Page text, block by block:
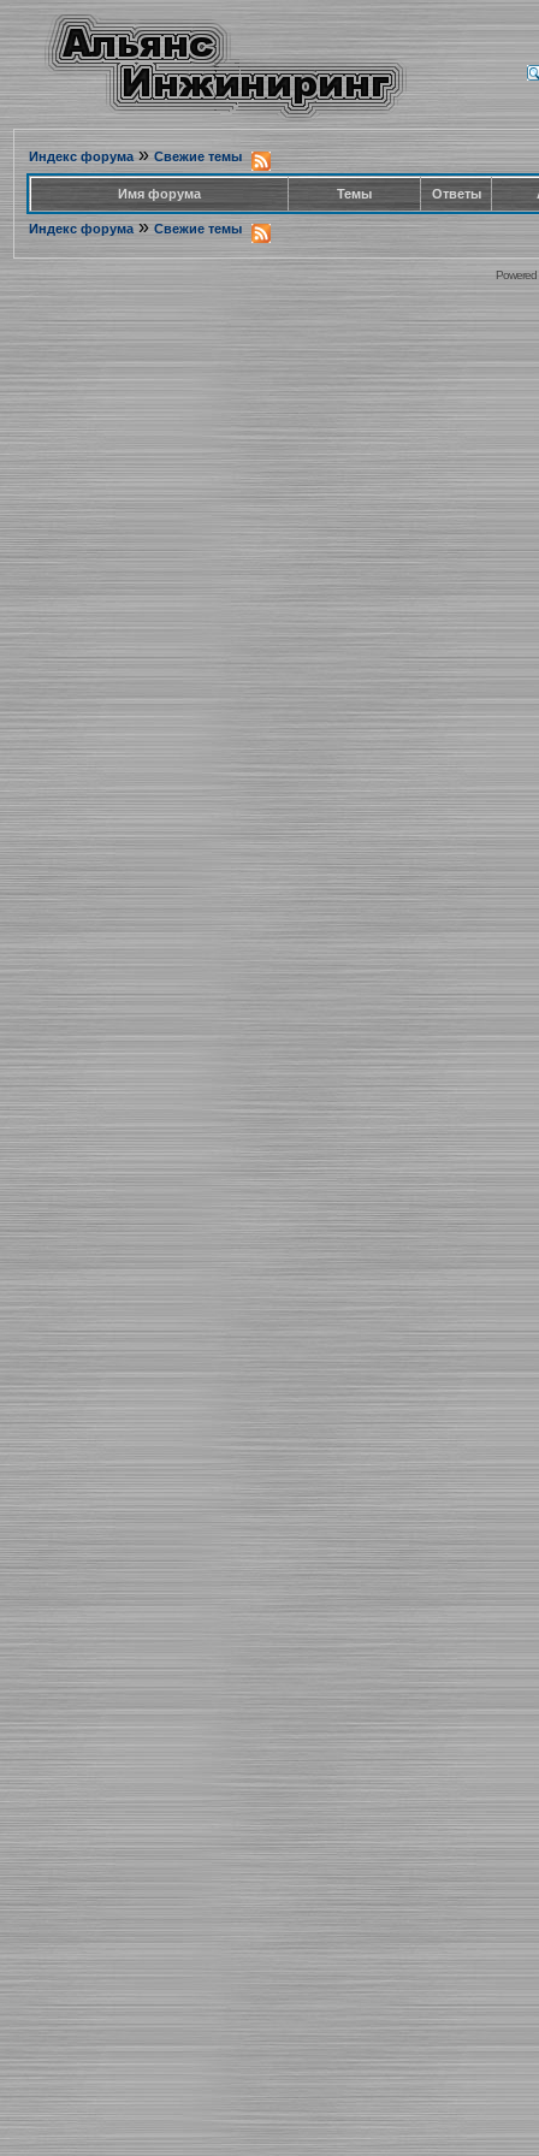
Индекс форума» Свежие темы
Имя форума Темы Ответы
Индекс форума » Свежие темы